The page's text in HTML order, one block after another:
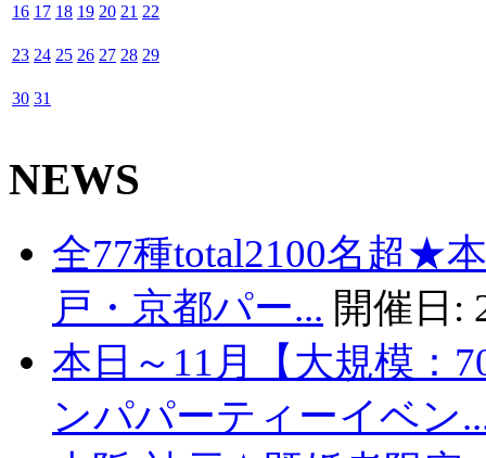
16 17 18 19 20 21 22
23 24 25 26 27 28 29
30 31
NEWS
全77種total2100名超★
戸・京都パー... 開催日:
本日～11月【大規模：
ンパパーティーイベン